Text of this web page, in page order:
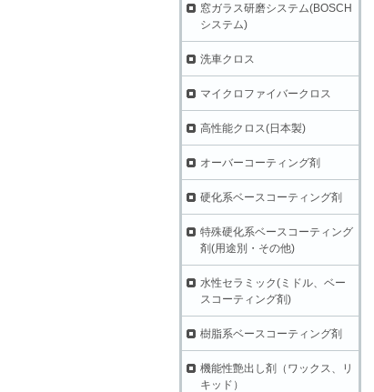
窓ガラス研磨システム(BOSCH
システム)
洗車クロス
マイクロファイバークロス
高性能クロス(日本製)
オーバーコーティング剤
硬化系ベースコーティング剤
特殊硬化系ベースコーティング
剤(用途別・その他)
水性セラミック(ミドル、ベー
スコーティング剤)
樹脂系ベースコーティング剤
機能性艶出し剤（ワックス、リ
キッド）